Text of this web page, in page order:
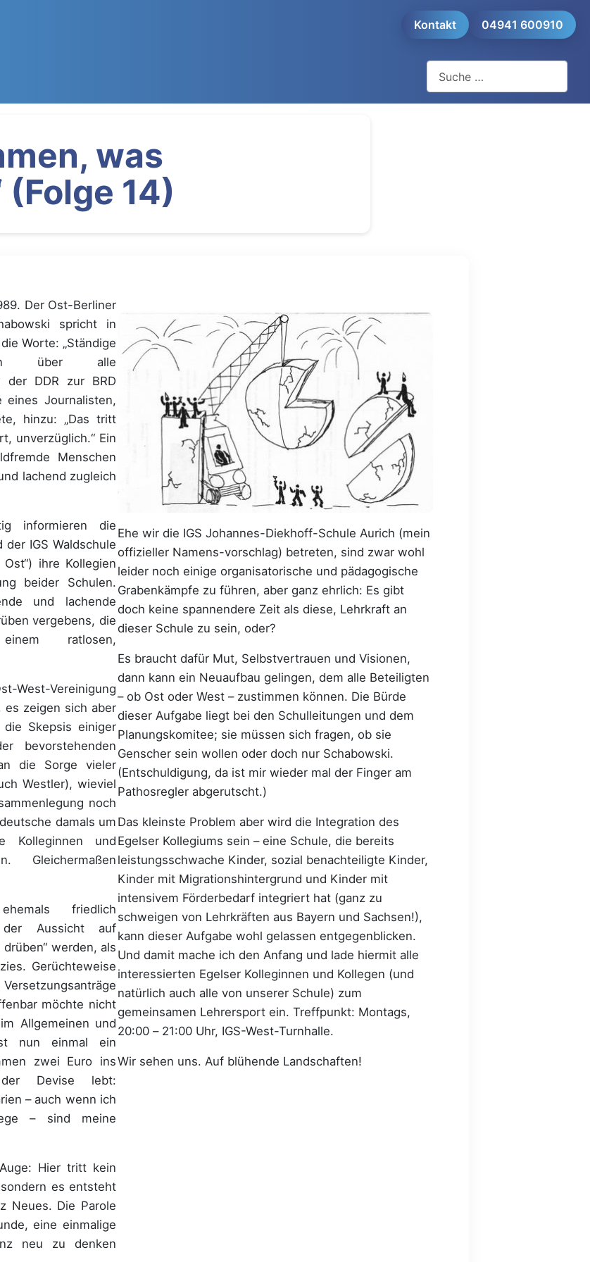
Kontakt 04941 600910
was
14)
Der Ost-Berliner
spricht in
Worte: „Ständige
über alle
der DDR zur BRD
eines Journalisten,
hinzu: „Das tritt
unverzüglich.“ Ein
Menschen
lachend zugleich
informieren die
IGS Waldschule
ihre Kollegien
beider Schulen.
und lachende
vergebens, die
ratlosen,
West-Vereinigung
es zeigen sich aber
die Skepsis einiger
bevorstehenden
die Sorge vieler
Westler), wieviel
noch
damals um
Kolleginnen und
Gleichermaßen
friedlich
der Aussicht auf
werden, als
Gerüchteweise
möchte nicht
Allgemeinen und
nun einmal ein
zwei Euro ins
der Devise lebt:
– auch wenn ich
– sind meine
Hier tritt kein
es entsteht
Neues. Die Parole
eine einmalige
neu zu denken
Ehe wir die IGS Johannes-Diekhoff-Schule Aurich (mein
offizieller Namens-vorschlag) betreten, sind zwar wohl
leider noch einige organisatorische und pädagogische
Grabenkämpfe zu führen, aber ganz ehrlich: Es gibt
doch keine spannendere Zeit als diese, Lehrkraft an
dieser Schule zu sein, oder?
Es braucht dafür Mut, Selbstvertrauen und Visionen,
dann kann ein Neuaufbau gelingen, dem alle Beteiligten
– ob Ost oder West – zustimmen können. Die Bürde
dieser Aufgabe liegt bei den Schulleitungen und dem
Planungskomitee; sie müssen sich fragen, ob sie
Genscher sein wollen oder doch nur Schabowski.
(Entschuldigung, da ist mir wieder mal der Finger am
Pathosregler abgerutscht.)
Das kleinste Problem aber wird die Integration des
Egelser Kollegiums sein – eine Schule, die bereits
leistungsschwache Kinder, sozial benachteiligte Kinder,
Kinder mit Migrationshintergrund und Kinder mit
intensivem Förderbedarf integriert hat (ganz zu
schweigen von Lehrkräften aus Bayern und Sachsen!),
kann dieser Aufgabe wohl gelassen entgegenblicken.
Und damit mache ich den Anfang und lade hiermit alle
interessierten Egelser Kolleginnen und Kollegen (und
natürlich auch alle von unserer Schule) zum
gemeinsamen Lehrersport ein. Treffpunkt: Montags,
20:00 – 21:00 Uhr, IGS-West-Turnhalle.
Wir sehen uns. Auf blühende Landschaften!